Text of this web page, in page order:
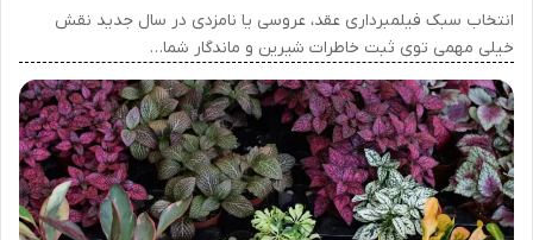
انتخاب سبک فیلمبرداری عقد، عروسی یا نامزدی در سال جدید نقش
خیلی مهمی توی ثبت خاطرات شیرین و ماندگار شما…